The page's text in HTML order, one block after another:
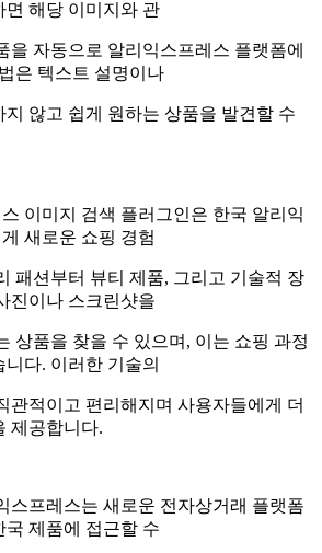
면 해당 이미지와 관
을 자동으로 알리익스프레스 플랫폼에
은 텍스트 설명이나
않고 쉽게 원하는 상품을 발견할 수
이미지 검색 플러그인은 한국 알리익
새로운 쇼핑 경험
패션부터 뷰티 제품, 그리고 기술적 장
진이나 스크린샷을
상품을 찾을 수 있으며, 이는 쇼핑 과정
다. 이러한 기술의
관적이고 편리해지며 사용자들에게 더
제공합니다.
스프레스는 새로운 전자상거래 플랫폼
국 제품에 접근할 수